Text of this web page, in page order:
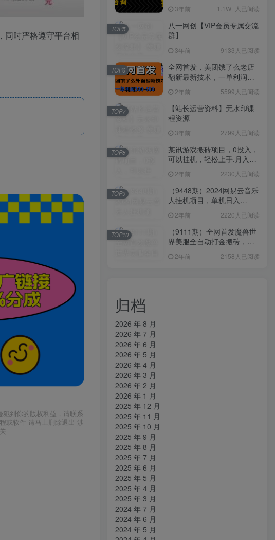
同时严格遵守平台相
到你的版权利益，请联系
或软件 请马上删除退出 涉
3年前 1.1W+人已阅读
八一网创【VIP会员专属交流
群】
3年前 9133人已阅读
TOP5
全网首发，美团饿了么老店
翻新最新技术，一单利润
2年前 5599人已阅读
TOP6
【站长运营资料】无水印课
程资源
3年前 2799人已阅读
TOP7
某讯游戏搬砖项目，0投入，
可以挂机，轻松上手,月入
2年前 2230人已阅读
TOP8
（9448期）2024网易云音乐
人挂机项目，单机日入
2年前 2220人已阅读
TOP9
（9111期）全网首发魔兽世
界美服全自动打金搬砖，日
姆级教学
2年前 2158人已阅读
TOP10
归档
2026 年 8 月
2026 年 7 月
2026 年 6 月
2026 年 5 月
2026 年 4 月
2026 年 3 月
2026 年 2 月
2026 年 1 月
2025 年 12 月
2025 年 11 月
2025 年 10 月
2025 年 9 月
2025 年 8 月
2025 年 7 月
2025 年 6 月
2025 年 5 月
2025 年 4 月
2025 年 3 月
2024 年 7 月
2024 年 6 月
2024 年 5 月